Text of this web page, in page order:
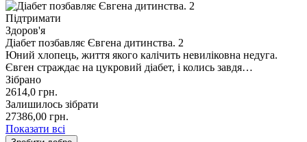
Підтримати
Здоров'я
Діабет позбавляє Євгена дитинства. 2
Юний хлопець, життя якого калічить невиліковна недуга.
Євген страждає на цукровий діабет, і колись завдя…
Зібрано
2614,0 грн.
Залишилось зібрати
27386,00 грн.
Показати всі